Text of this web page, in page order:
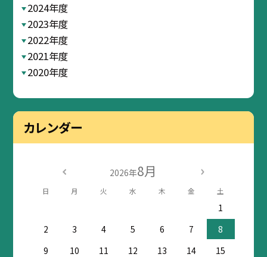
2024年度
2023年度
2022年度
2021年度
2020年度
カレンダー
2026年8月
日 月 火 水 木 金 土
1
2
3 4 5 6 7
8
9
10 11 12 13 14
15